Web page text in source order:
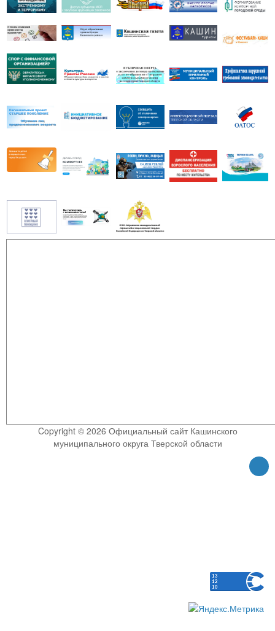
Copyright © 2026 Официальный сайт Кашинского
муниципального округа Тверской области